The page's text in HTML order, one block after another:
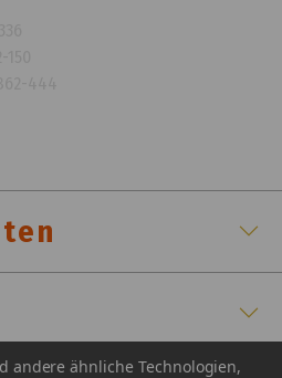
andere ähnliche Technologien,